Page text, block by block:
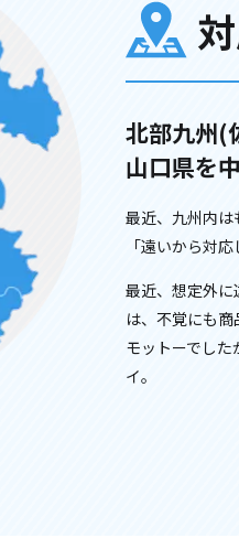
北部九州(
山口県を
最近、九州内は
「遠いから対
最近、想定外
は、不覚にも
モットーでし
イ。